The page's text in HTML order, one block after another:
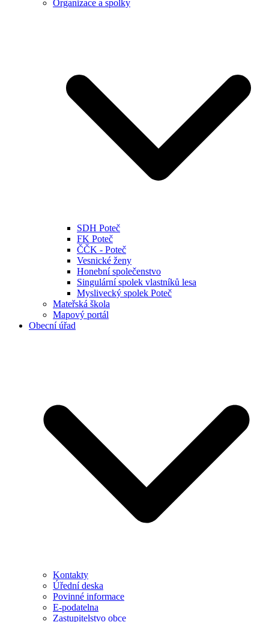
Organizace a spolky
SDH Poteč
FK Poteč
ČČK - Poteč
Vesnické ženy
Honební společenstvo
Singulární spolek vlastníků lesa
Myslivecký spolek Poteč
Mateřská škola
Mapový portál
Obecní úřad
Kontakty
Úřední deska
Povinné informace
E-podatelna
Zastupitelstvo obce